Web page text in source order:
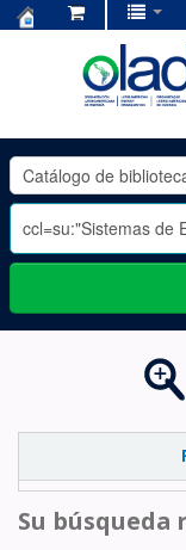
OLADE
-
Su búsqueda